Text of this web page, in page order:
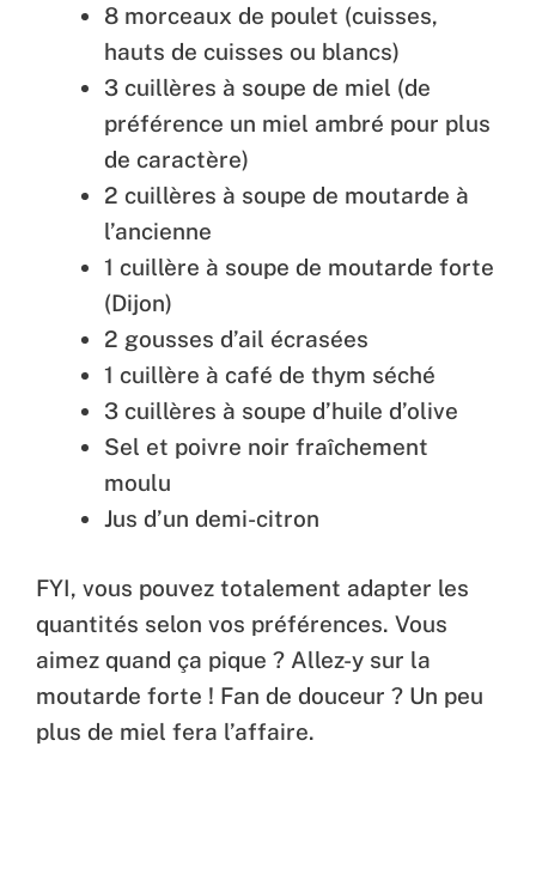
8 morceaux de poulet (cuisses,
hauts de cuisses ou blancs)
3 cuillères à soupe de miel (de
préférence un miel ambré pour plus
de caractère)
2 cuillères à soupe de moutarde à
l’ancienne
1 cuillère à soupe de moutarde forte
(Dijon)
2 gousses d’ail écrasées
1 cuillère à café de thym séché
3 cuillères à soupe d’huile d’olive
Sel et poivre noir fraîchement
moulu
Jus d’un demi-citron
FYI, vous pouvez totalement adapter les
quantités selon vos préférences. Vous
aimez quand ça pique ? Allez-y sur la
moutarde forte ! Fan de douceur ? Un peu
plus de miel fera l’affaire.